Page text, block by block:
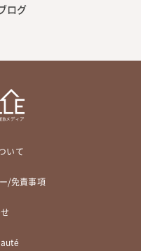
ログ
いて
/免責事項